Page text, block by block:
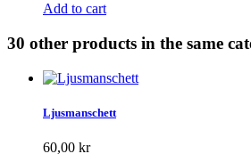
Add to cart
30 other products in the same
Ljusmanschett
60,00 kr